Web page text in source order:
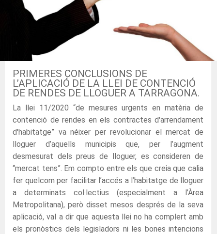
PRIMERES CONCLUSIONS DE
L’APLICACIÓ DE LA LLEI DE CONTENCIÓ
DE RENDES DE LLOGUER A TARRAGONA.
La llei 11/2020 “de mesures urgents en matèria de
contenció de rendes en els contractes d'arrendament
d'habitatge” va néixer per revolucionar el mercat de
lloguer d’aquells municipis que, per l’augment
desmesurat dels preus de lloguer, es consideren de
“mercat tens”. Em compto entre els que creia que calia
fer quelcom per facilitar l’accés a l’habitatge de lloguer
a determinats col·lectius (especialment a l’Àrea
Metropolitana), però disset mesos després de la seva
aplicació, val a dir que aquesta llei no ha complert amb
els pronòstics dels legisladors ni les bones intencions